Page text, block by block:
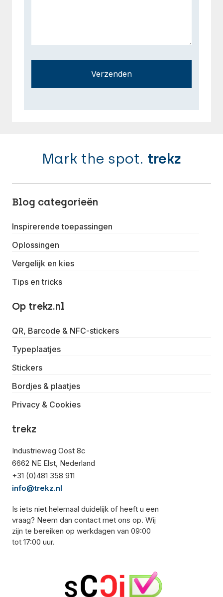
Verzenden
Mark the spot. trekz
Blog categorieën
Inspirerende toepassingen
Oplossingen
Vergelijk en kies
Tips en tricks
Op trekz.nl
QR, Barcode & NFC-stickers
Typeplaatjes
Stickers
Bordjes & plaatjes
Privacy & Cookies
trekz
Industrieweg Oost 8c
6662 NE Elst, Nederland
+31 (0)481 358 911
info@trekz.nl
Is iets niet helemaal duidelijk of heeft u een
vraag? Neem dan contact met ons op. Wij
zijn te bereiken op werkdagen van 09:00
tot 17:00 uur.